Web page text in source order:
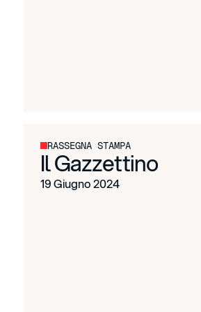
RASSEGNA STAMPA
Il Gazzettino
19 Giugno 2024